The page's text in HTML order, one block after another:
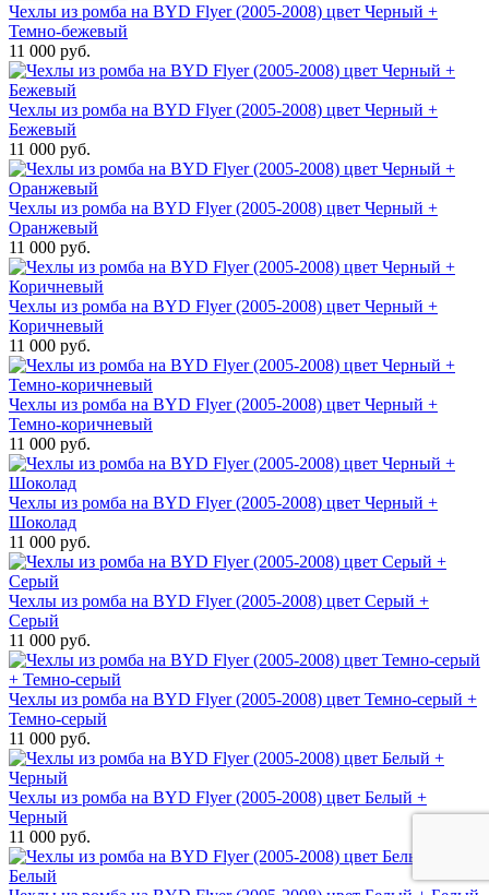
Чехлы из ромба на BYD Flyer (2005-2008) цвет Черный +
Темно-бежевый
11 000 руб.
Чехлы из ромба на BYD Flyer (2005-2008) цвет Черный +
Бежевый
11 000 руб.
Чехлы из ромба на BYD Flyer (2005-2008) цвет Черный +
Оранжевый
11 000 руб.
Чехлы из ромба на BYD Flyer (2005-2008) цвет Черный +
Коричневый
11 000 руб.
Чехлы из ромба на BYD Flyer (2005-2008) цвет Черный +
Темно-коричневый
11 000 руб.
Чехлы из ромба на BYD Flyer (2005-2008) цвет Черный +
Шоколад
11 000 руб.
Чехлы из ромба на BYD Flyer (2005-2008) цвет Серый +
Серый
11 000 руб.
Чехлы из ромба на BYD Flyer (2005-2008) цвет Темно-серый +
Темно-серый
11 000 руб.
Чехлы из ромба на BYD Flyer (2005-2008) цвет Белый +
Черный
11 000 руб.